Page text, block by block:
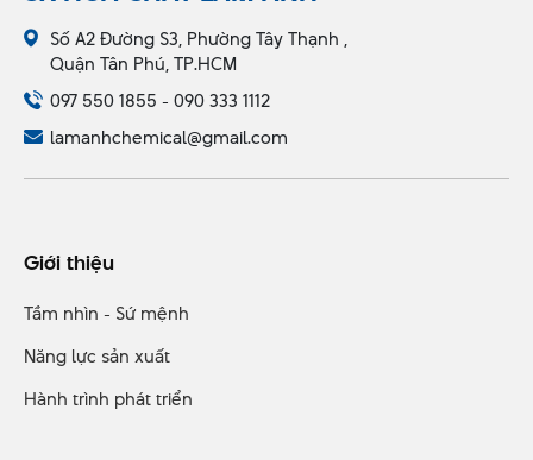
Số A2 Đường S3, Phường Tây Thạnh ,
Quận Tân Phú, TP.HCM
097 550 1855 - 090 333 1112
lamanhchemical@gmail.com
Giới thiệu
Tầm nhìn - Sứ mệnh
Năng lực sản xuất
Hành trình phát triển